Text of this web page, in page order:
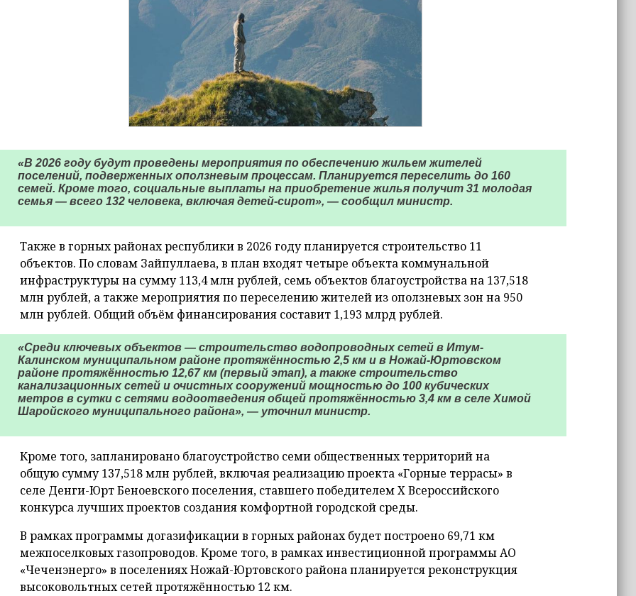
«В 2026 году будут проведены мероприятия по обеспечению жильем жителей
поселений, подверженных оползневым процессам. Планируется переселить до 160
семей. Кроме того, социальные выплаты на приобретение жилья получит 31 молодая
семья — всего 132 человека, включая детей-сирот», — сообщил министр.
Также в горных районах республики в 2026 году планируется строительство 11
объектов. По словам Зайпуллаева, в план входят четыре объекта коммунальной
инфраструктуры на сумму 113,4 млн рублей, семь объектов благоустройства на 137,518
млн рублей, а также мероприятия по переселению жителей из оползневых зон на 950
млн рублей. Общий объём финансирования составит 1,193 млрд рублей.
«Среди ключевых объектов — строительство водопроводных сетей в Итум-
Калинском муниципальном районе протяжённостью 2,5 км и в Ножай-Юртовском
районе протяжённостью 12,67 км (первый этап), а также строительство
канализационных сетей и очистных сооружений мощностью до 100 кубических
метров в сутки с сетями водоотведения общей протяжённостью 3,4 км в селе Химой
Шаройского муниципального района», — уточнил министр.
Кроме того, запланировано благоустройство семи общественных территорий на
общую сумму 137,518 млн рублей, включая реализацию проекта «Горные террасы» в
селе Денги-Юрт Беноевского поселения, ставшего победителем X Всероссийского
конкурса лучших проектов создания комфортной городской среды.
В рамках программы догазификации в горных районах будет построено 69,71 км
межпоселковых газопроводов. Кроме того, в рамках инвестиционной программы АО
«Чеченэнерго» в поселениях Ножай-Юртовского района планируется реконструкция
высоковольтных сетей протяжённостью 12 км.